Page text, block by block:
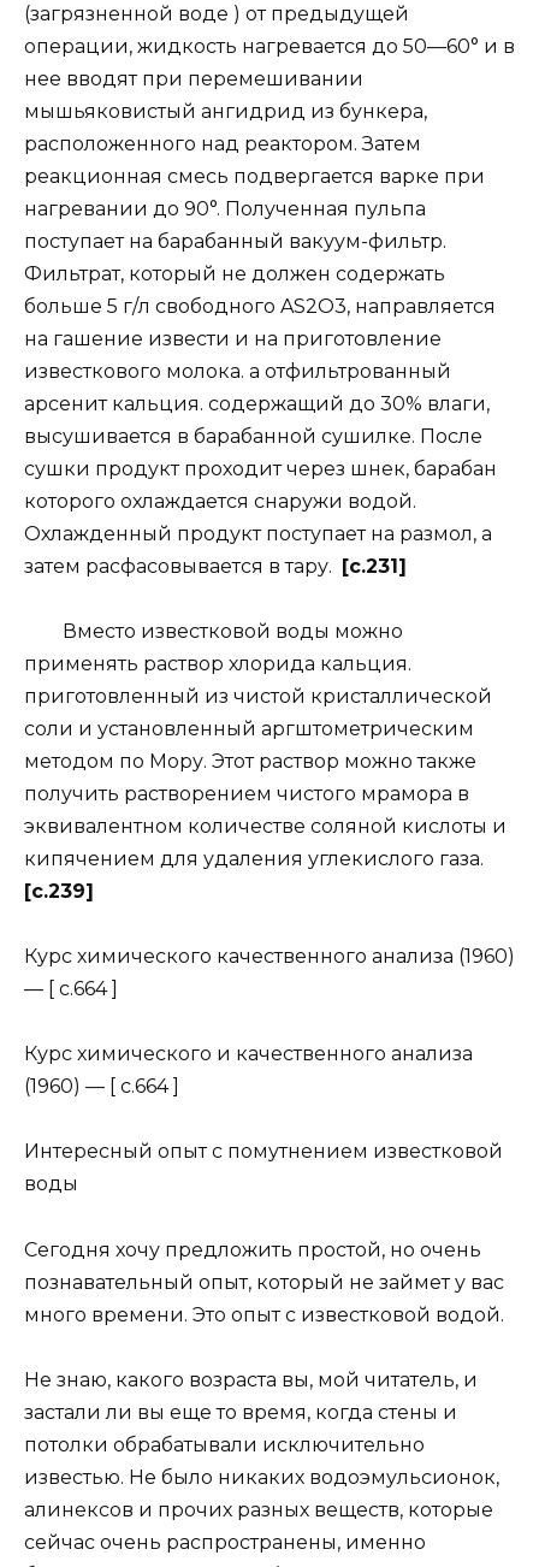
(загрязненной воде ) от предыдущей
операции, жидкость нагревается до 50—60° и в
нее вводят при перемешивании
мышьяковистый ангидрид из бункера,
расположенного над реактором. Затем
реакционная смесь подвергается варке при
нагревании до 90°. Полученная пульпа
поступает на барабанный вакуум-фильтр.
Фильтрат, который не должен содержать
больше 5 г/л свободного AS2O3, направляется
на гашение извести и на приготовление
известкового молока. а отфильтрованный
арсенит кальция. содержащий до 30% влаги,
высушивается в барабанной сушилке. После
сушки продукт проходит через шнек, барабан
которого охлаждается снаружи водой.
Охлажденный продукт поступает на размол, а
затем расфасовывается в тару. [c.231]
Вместо известковой воды можно
применять раствор хлорида кальция.
приготовленный из чистой кристаллической
соли и установленный аргштометрическим
методом по Мору. Этот раствор можно также
получить растворением чистого мрамора в
эквивалентном количестве соляной кислоты и
кипячением для удаления углекислого газа.
[c.239]
Курс химического качественного анализа (1960)
— [ c.664 ]
Курс химического и качественного анализа
(1960) — [ c.664 ]
Интересный опыт с помутнением известковой
воды
Сегодня хочу предложить простой, но очень
познавательный опыт, который не займет у вас
много времени. Это опыт с известковой водой.
Не знаю, какого возраста вы, мой читатель, и
застали ли вы еще то время, когда стены и
потолки обрабатывали исключительно
известью. Не было никаких водоэмульсионок,
алинексов и прочих разных веществ, которые
сейчас очень распространены, именно